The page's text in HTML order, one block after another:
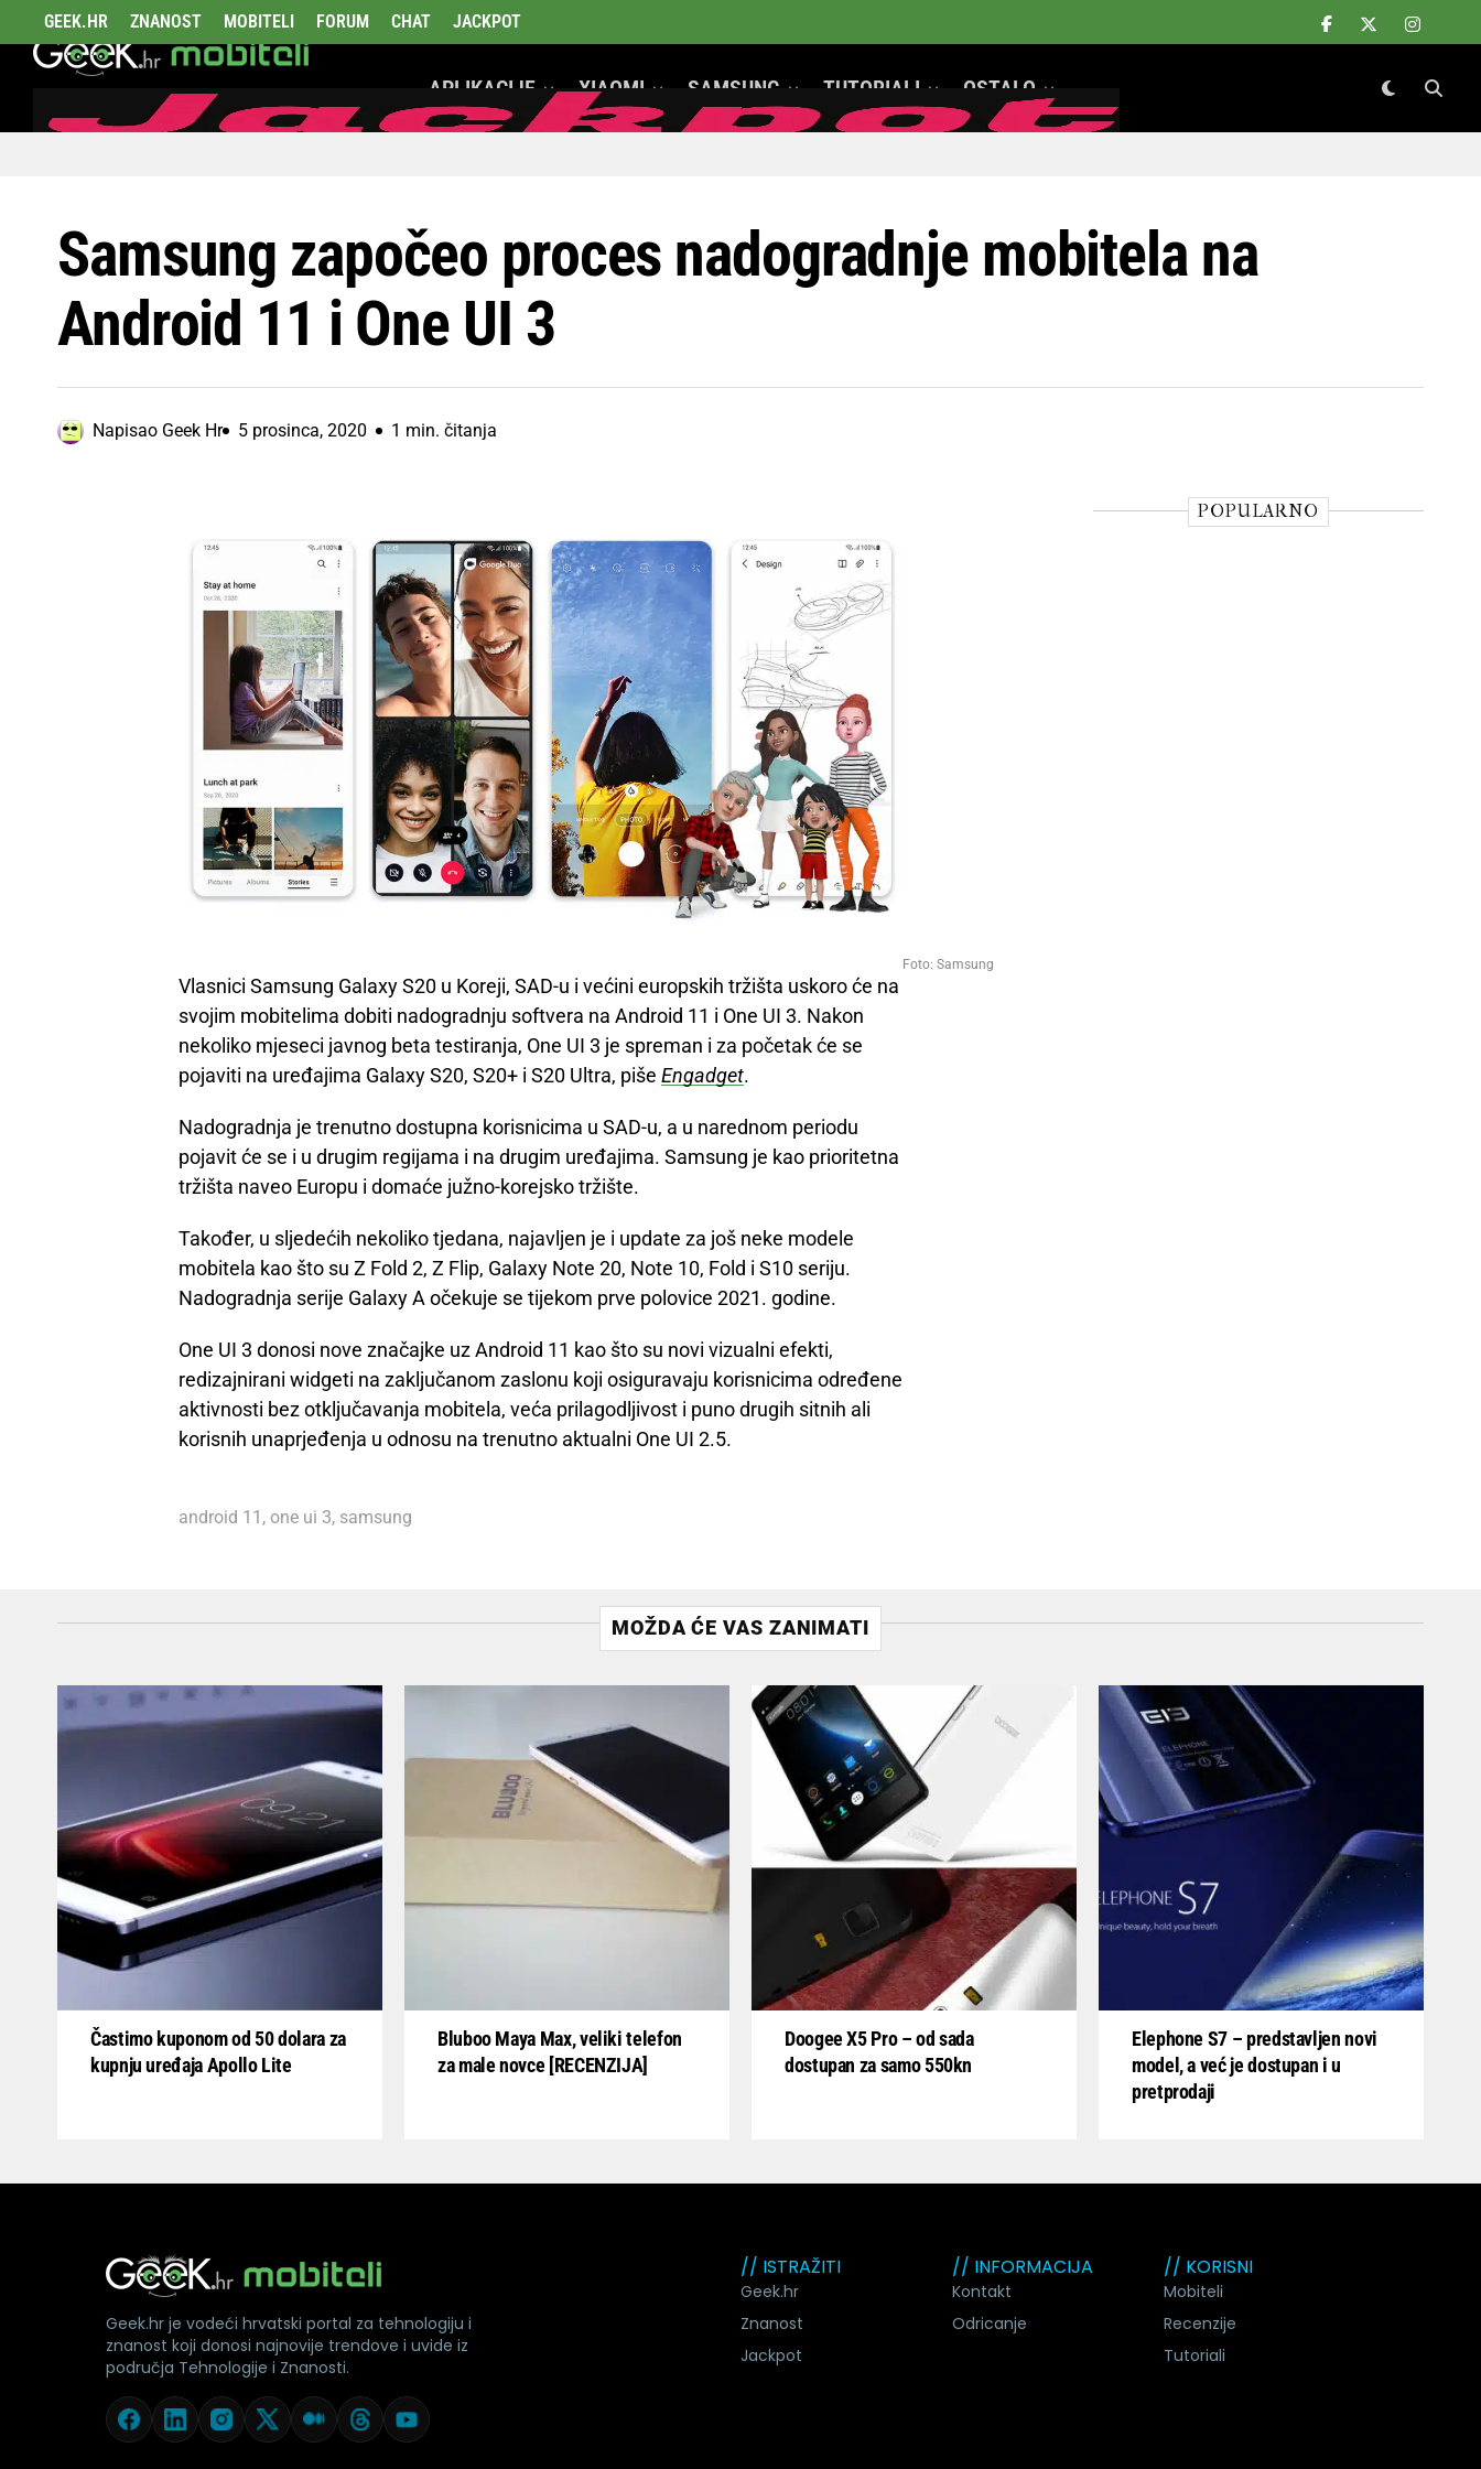
GEEK.HR ZNANOST MOBITELI FORUM CHAT JACKPOT
GeeK Mobiteli
APLIKACIJE XIAOMI SAMSUNG TUTORIALI OSTALO
Samsung započeo proces nadogradnje mobitela na
Android 11 i One UI 3
Napisao Geek Hr 5 prosinca, 2020 1 min. čitanja
Foto: Samsung
Vlasnici Samsung Galaxy S20 u Koreji, SAD-u i većini europskih tržišta uskoro će na
svojim mobitelima dobiti nadogradnju softvera na Android 11 i One UI 3. Nakon
nekoliko mjeseci javnog beta testiranja, One UI 3 je spreman i za početak će se
pojaviti na uređajima Galaxy S20, S20+ i S20 Ultra, piše Engadget.
Nadogradnja je trenutno dostupna korisnicima u SAD-u, a u narednom periodu
pojavit će se i u drugim regijama i na drugim uređajima. Samsung je kao prioritetna
tržišta naveo Europu i domaće južno-korejsko tržište.
Također, u sljedećih nekoliko tjedana, najavljen je i update za još neke modele
mobitela kao što su Z Fold 2, Z Flip, Galaxy Note 20, Note 10, Fold i S10 seriju.
Nadogradnja serije Galaxy A očekuje se tijekom prve polovice 2021. godine.
One UI 3 donosi nove značajke uz Android 11 kao što su novi vizualni efekti,
redizajnirani widgeti na zaključanom zaslonu koji osiguravaju korisnicima određene
aktivnosti bez otključavanja mobitela, veća prilagodljivost i puno drugih sitnih ali
korisnih unaprjeđenja u odnosu na trenutno aktualni One UI 2.5.
android 11 , one ui 3, samsung
POPULARNO
MOŽDA ĆE VAS ZANIMATI
Častimo kuponom od 50 dolara za
kupnju uređaja Apollo Lite
Bluboo Maya Max, veliki telefon
za male novce [RECENZIJA]
Doogee X5 Pro – od sada
dostupan za samo 550kn
Elephone S7 – predstavljen novi
model, a već je dostupan i u
pretprodaji
// ISTRAŽITI
Geek.hr
Znanost
Jackpot
// INFORMACIJA
Kontakt
Odricanje
// KORISNI
Mobiteli
Recenzije
Tutoriali
Geek.hr je vodeći hrvatski portal za tehnologiju i
znanost koji donosi najnovije trendove i uvide iz
područja Tehnologije i Znanosti.